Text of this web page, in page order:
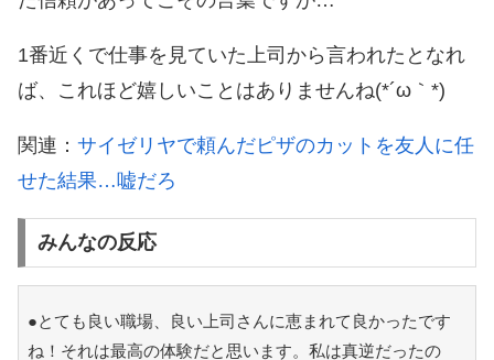
1番近くで仕事を見ていた上司から言われたとなれ
ば、これほど嬉しいことはありませんね(*´ω｀*)
関連： サイゼリヤで頼んだピザのカットを友人に任
せた結果…嘘だろ
みんなの反応
●とても良い職場、良い上司さんに恵まれて良かったです
ね！それは最高の体験だと思います。私は真逆だったの